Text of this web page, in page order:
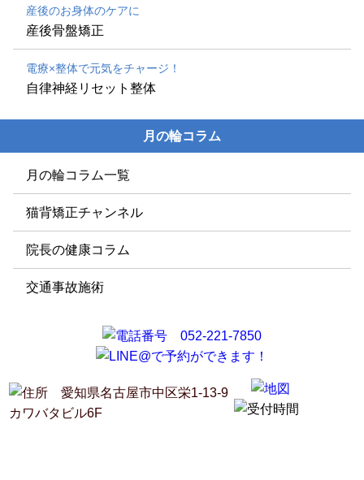
産後のお身体のケアに
産後骨盤矯正
電療×整体で元気をチャージ！
自律神経リセット整体
月の輪コラム
月の輪コラム一覧
猫背矯正チャンネル
院長の健康コラム
交通事故施術